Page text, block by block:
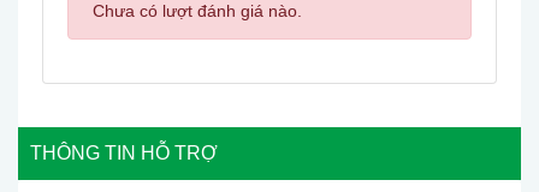
Chưa có lượt đánh giá nào.
THÔNG TIN HỖ TRỢ